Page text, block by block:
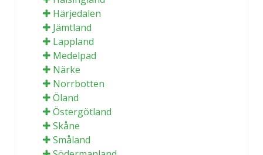
Härjedalen
Jämtland
Lappland
Medelpad
Närke
Norrbotten
Öland
Östergötland
Skåne
Småland